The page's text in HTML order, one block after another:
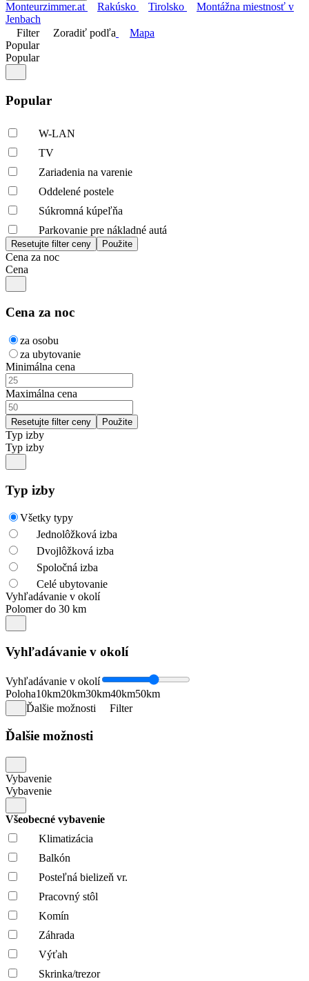
Monteurzimmer.at Rakúsko Tirolsko
Montážna miestnosť v
Jenbach
Filter
Zoradiť podľa
Mapa
Popular
Popular
Popular
W-LAN
TV
Zariadenia na varenie
Oddelené postele
Súkromná kúpeľňa
Parkovanie pre nákladné autá
Cena za noc
Cena
Cena za noc
za osobu
za ubytovanie
Minimálna cena
Maximálna cena
Typ izby
Typ izby
Typ izby
Všetky typy
Jednolôžková izba
Dvojlôžková izba
Spoločná izba
Celé ubytovanie
Vyhľadávanie v okolí
Polomer do 30 km
Vyhľadávanie v okolí
Vyhľadávanie v okolí
Poloha10km20km30km40km50km
Ďalšie možnosti
Filter
Ďalšie možnosti
Vybavenie
Vybavenie
Všeobecné vybavenie
Klimatizácia
Balkón
Posteľná bielizeň vr.
Pracovný stôl
Komín
Záhrada
Výťah
Skrinka/trezor